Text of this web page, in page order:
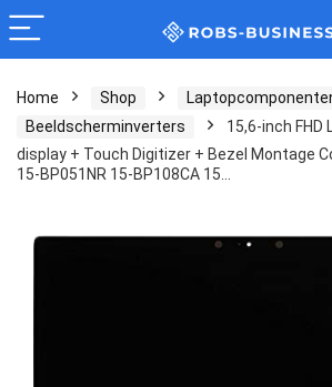
Home Shop
Beeldscherminverters
15,6-inch FHD
display + Touch Digitizer + Bezel Montage
15-BP051NR 15-BP108CA 15…